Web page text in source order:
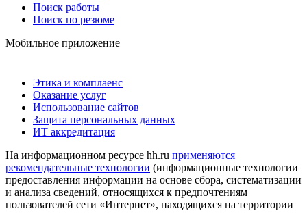
Поиск работы
Поиск по резюме
Мобильное приложение
Этика и комплаенс
Оказание услуг
Использование сайтов
Защита персональных данных
ИТ аккредитация
На информационном ресурсе hh.ru применяются
рекомендательные технологии (информационные технологии
предоставления информации на основе сбора, систематизации
и анализа сведений, относящихся к предпочтениям
пользователей сети «Интернет», находящихся на территории